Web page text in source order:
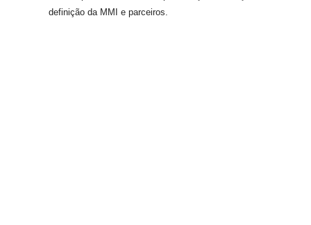
definição da MMI e parceiros.